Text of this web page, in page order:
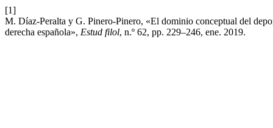
[1]
M. Díaz-Peralta y G. Pinero-Pinero, «El dominio conceptual del
derecha española», Estud filol, n.º 62, pp. 229–246, ene. 2019.